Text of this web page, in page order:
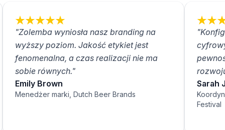
"Zolemba wyniosła nasz branding na
wyższy poziom. Jakość etykiet jest
fenomenalna, a czas realizacji nie ma
sobie równych."
Emily Brown
Menedżer marki, Dutch Beer Brands
Sarah
Festival